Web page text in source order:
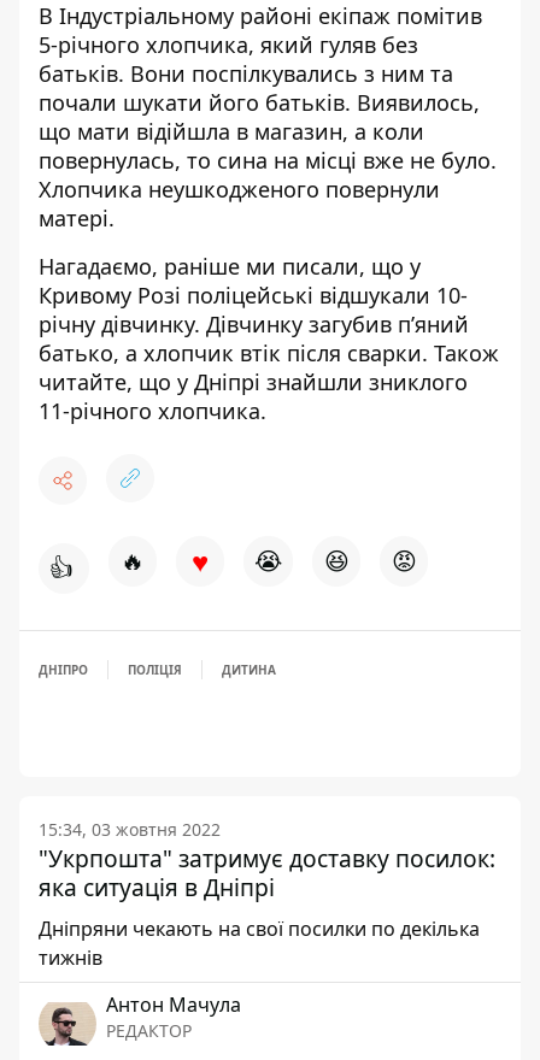
В Індустріальному районі екіпаж помітив
5-річного хлопчика, який гуляв без
батьків. Вони поспілкувались з ним та
почали шукати його батьків. Виявилось,
що мати відійшла в магазин, а коли
повернулась, то сина на місці вже не було.
Хлопчика неушкодженого повернули
матері.
Нагадаємо, раніше ми писали, що у
Кривому Розі поліцейські відшукали 10-
річну дівчинку. Дівчинку загубив п’яний
батько, а хлопчик втік після сварки. Також
читайте, що у Дніпрі знайшли зниклого
11-річного хлопчика.
👍 🔥 ♥ 😭 😆 😡
ДНІПРО ПОЛІЦІЯ ДИТИНА
15:34, 03 жовтня 2022
"Укрпошта" затримує доставку посилок:
яка ситуація в Дніпрі
Дніпряни чекають на свої посилки по декілька
тижнів
Антон Мачула
РЕДАКТОР